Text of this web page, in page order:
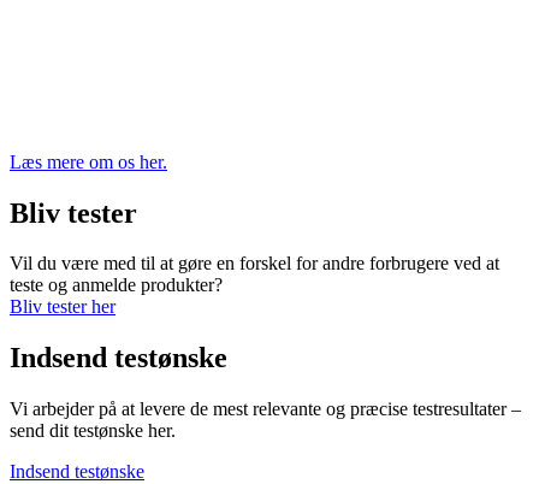
Læs mere om os her.
Bliv tester
Vil du være med til at gøre en forskel for andre forbrugere ved at
teste og anmelde produkter?
Bliv tester her
Indsend testønske
Vi arbejder på at levere de mest relevante og præcise testresultater –
send dit testønske her.
Indsend testønske